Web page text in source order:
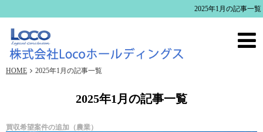
2025年1月の記事一覧
HOME 2025年1月の記事一覧
2025年1月の記事一覧
買収希望案件の追加（農業）